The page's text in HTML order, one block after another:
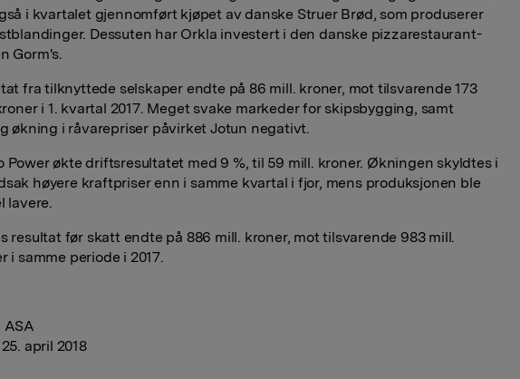
i kvartalet gjennomført kjøpet av danske Struer Brød, som produserer
Dessuten har Orkla investert i den danske pizzarestaurant-
Gorm's.
fra tilknyttede selskaper endte på 86 mill. kroner, mot tilsvarende 173
i 1. kvartal 2017. Meget svake markeder for skipsbygging, samt
økning i råvarepriser påvirket Jotun negativt.
Power økte drifts­resultatet med 9 %, til 59 mill. kroner. Økningen skyldtes i
høyere kraftpriser enn i samme kvartal i fjor, mens produksjonen ble
lavere.
resultat før skatt endte på 886 mill. kroner, mot tilsvarende 983 mill.
i samme periode i 2017.
ASA
april 2018